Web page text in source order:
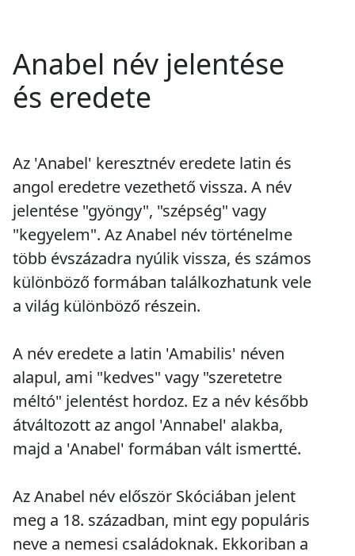
Anabel név jelentése
és eredete
Az 'Anabel' keresztnév eredete latin és
angol eredetre vezethető vissza. A név
jelentése "gyöngy", "szépség" vagy
"kegyelem". Az Anabel név történelme
több évszázadra nyúlik vissza, és számos
különböző formában találkozhatunk vele
a világ különböző részein.
A név eredete a latin 'Amabilis' néven
alapul, ami "kedves" vagy "szeretetre
méltó" jelentést hordoz. Ez a név később
átváltozott az angol 'Annabel' alakba,
majd a 'Anabel' formában vált ismertté.
Az Anabel név először Skóciában jelent
meg a 18. században, mint egy populáris
neve a nemesi családoknak. Ekkoriban a